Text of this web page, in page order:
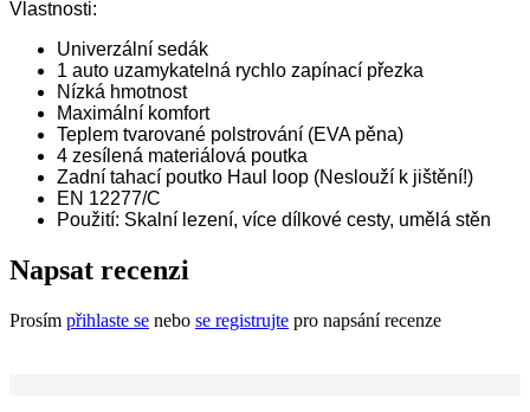
Vlastnosti:
Univerzální sedák
1 auto uzamykatelná rychlo zapínací přezka
Nízká hmotnost
Maximální komfort
Teplem tvarované polstrování (EVA pěna)
4 zesílená materiálová poutka
Zadní tahací poutko Haul loop (Neslouží k jištění!)
EN 12277/C
Použití: Skalní lezení, více dílkové cesty, umělá stěn
Napsat recenzi
Prosím přihlaste se nebo se registrujte pro napsání recenze